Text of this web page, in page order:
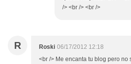
/> <br /> <br />
R Roski 06/17/2012 12:18
<br /> Me encanta tu blog pero no